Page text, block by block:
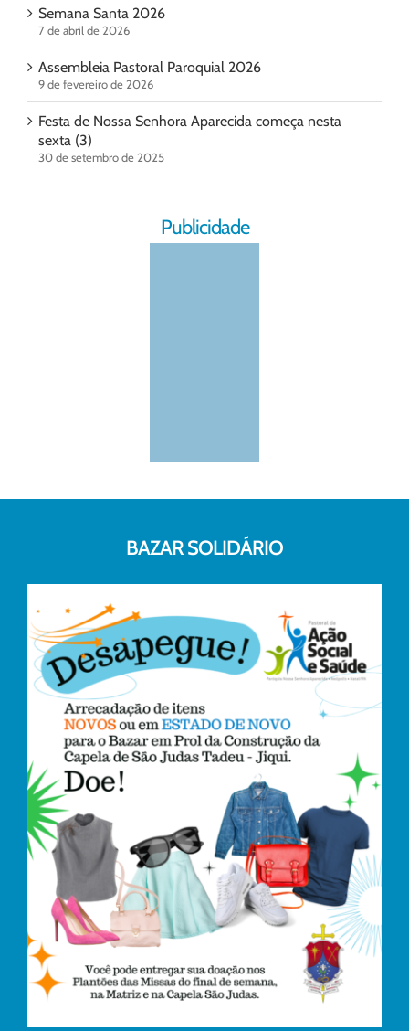
Semana Santa 2026
7 de abril de 2026
Assembleia Pastoral Paroquial 2026
9 de fevereiro de 2026
Festa de Nossa Senhora Aparecida começa nesta
sexta (3)
30 de setembro de 2025
Publicidade
BAZAR SOLIDÁRIO